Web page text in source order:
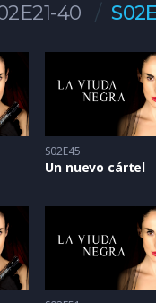
40
S02E45
Un nuevo cártel